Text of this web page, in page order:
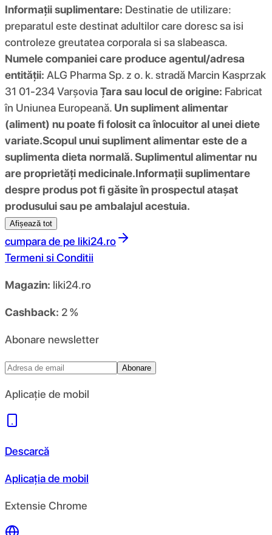
Informații suplimentare: Destinatie de utilizare:
preparatul este destinat adultilor care doresc sa isi
controleze greutatea corporala si sa slabeasca.
Numele companiei care produce agentul/adresa
entității: ALG Pharma Sp. z o. k. stradă Marcin Kasprzak
31 01-234 VarşoviaȚara sau locul de origine: Fabricat
în Uniunea Europeană. Un supliment alimentar
(aliment) nu poate fi folosit ca înlocuitor al unei diete
variate.Scopul unui supliment alimentar este de a
suplimenta dieta normală. Suplimentul alimentar nu
are proprietăți medicinale.Informații suplimentare
despre produs pot fi găsite în prospectul atașat
produsului sau pe ambalajul acestuia.
Afișează tot
cumpara de pe liki24.ro
Termeni si Conditii
Magazin: liki24.ro
Cashback: 2 %
Abonare newsletter
Abonare
Aplicație de mobil
Descarcă
Aplicația de mobil
Extensie Chrome